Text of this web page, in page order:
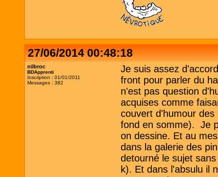
27/06/2014 00:48:18
nilbroc
BDApprenti
Inscription : 01/01/2011
Messages : 382
Je suis assez
front pour parler du
n'est pas question
acquises comme
couvert d'humour
fond en somme). Je
on dessine. Et au
dans la galerie des
detourné le sujet
k). Et dans l'absulu il